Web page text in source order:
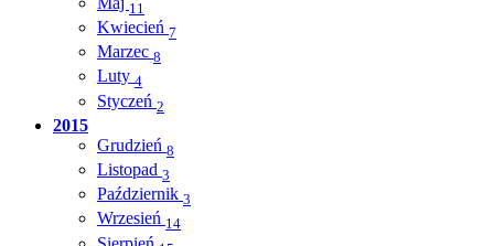
11
Kwiecień 7
Marzec 8
Luty 4
Styczeń 2
2015
Grudzień 8
Listopad 3
Październik 3
Wrzesień 14